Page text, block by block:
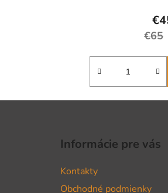
€65
Informácie pre vás
Kontakty
Obchodné podmienky